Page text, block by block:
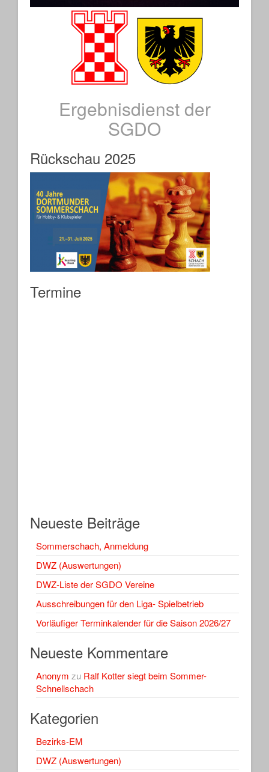
Ergebnisdienst der
SGDO
Rückschau 2025
Termine
Neueste Beiträge
Sommerschach, Anmeldung
DWZ (Auswertungen)
DWZ-Liste der SGDO Vereine
Ausschreibungen für den Liga- Spielbetrieb
Vorläufiger Terminkalender für die Saison 2026/27
Neueste Kommentare
Anonym zu Ralf Kotter siegt beim Sommer-
Schnellschach
Kategorien
Bezirks-EM
DWZ (Auswertungen)